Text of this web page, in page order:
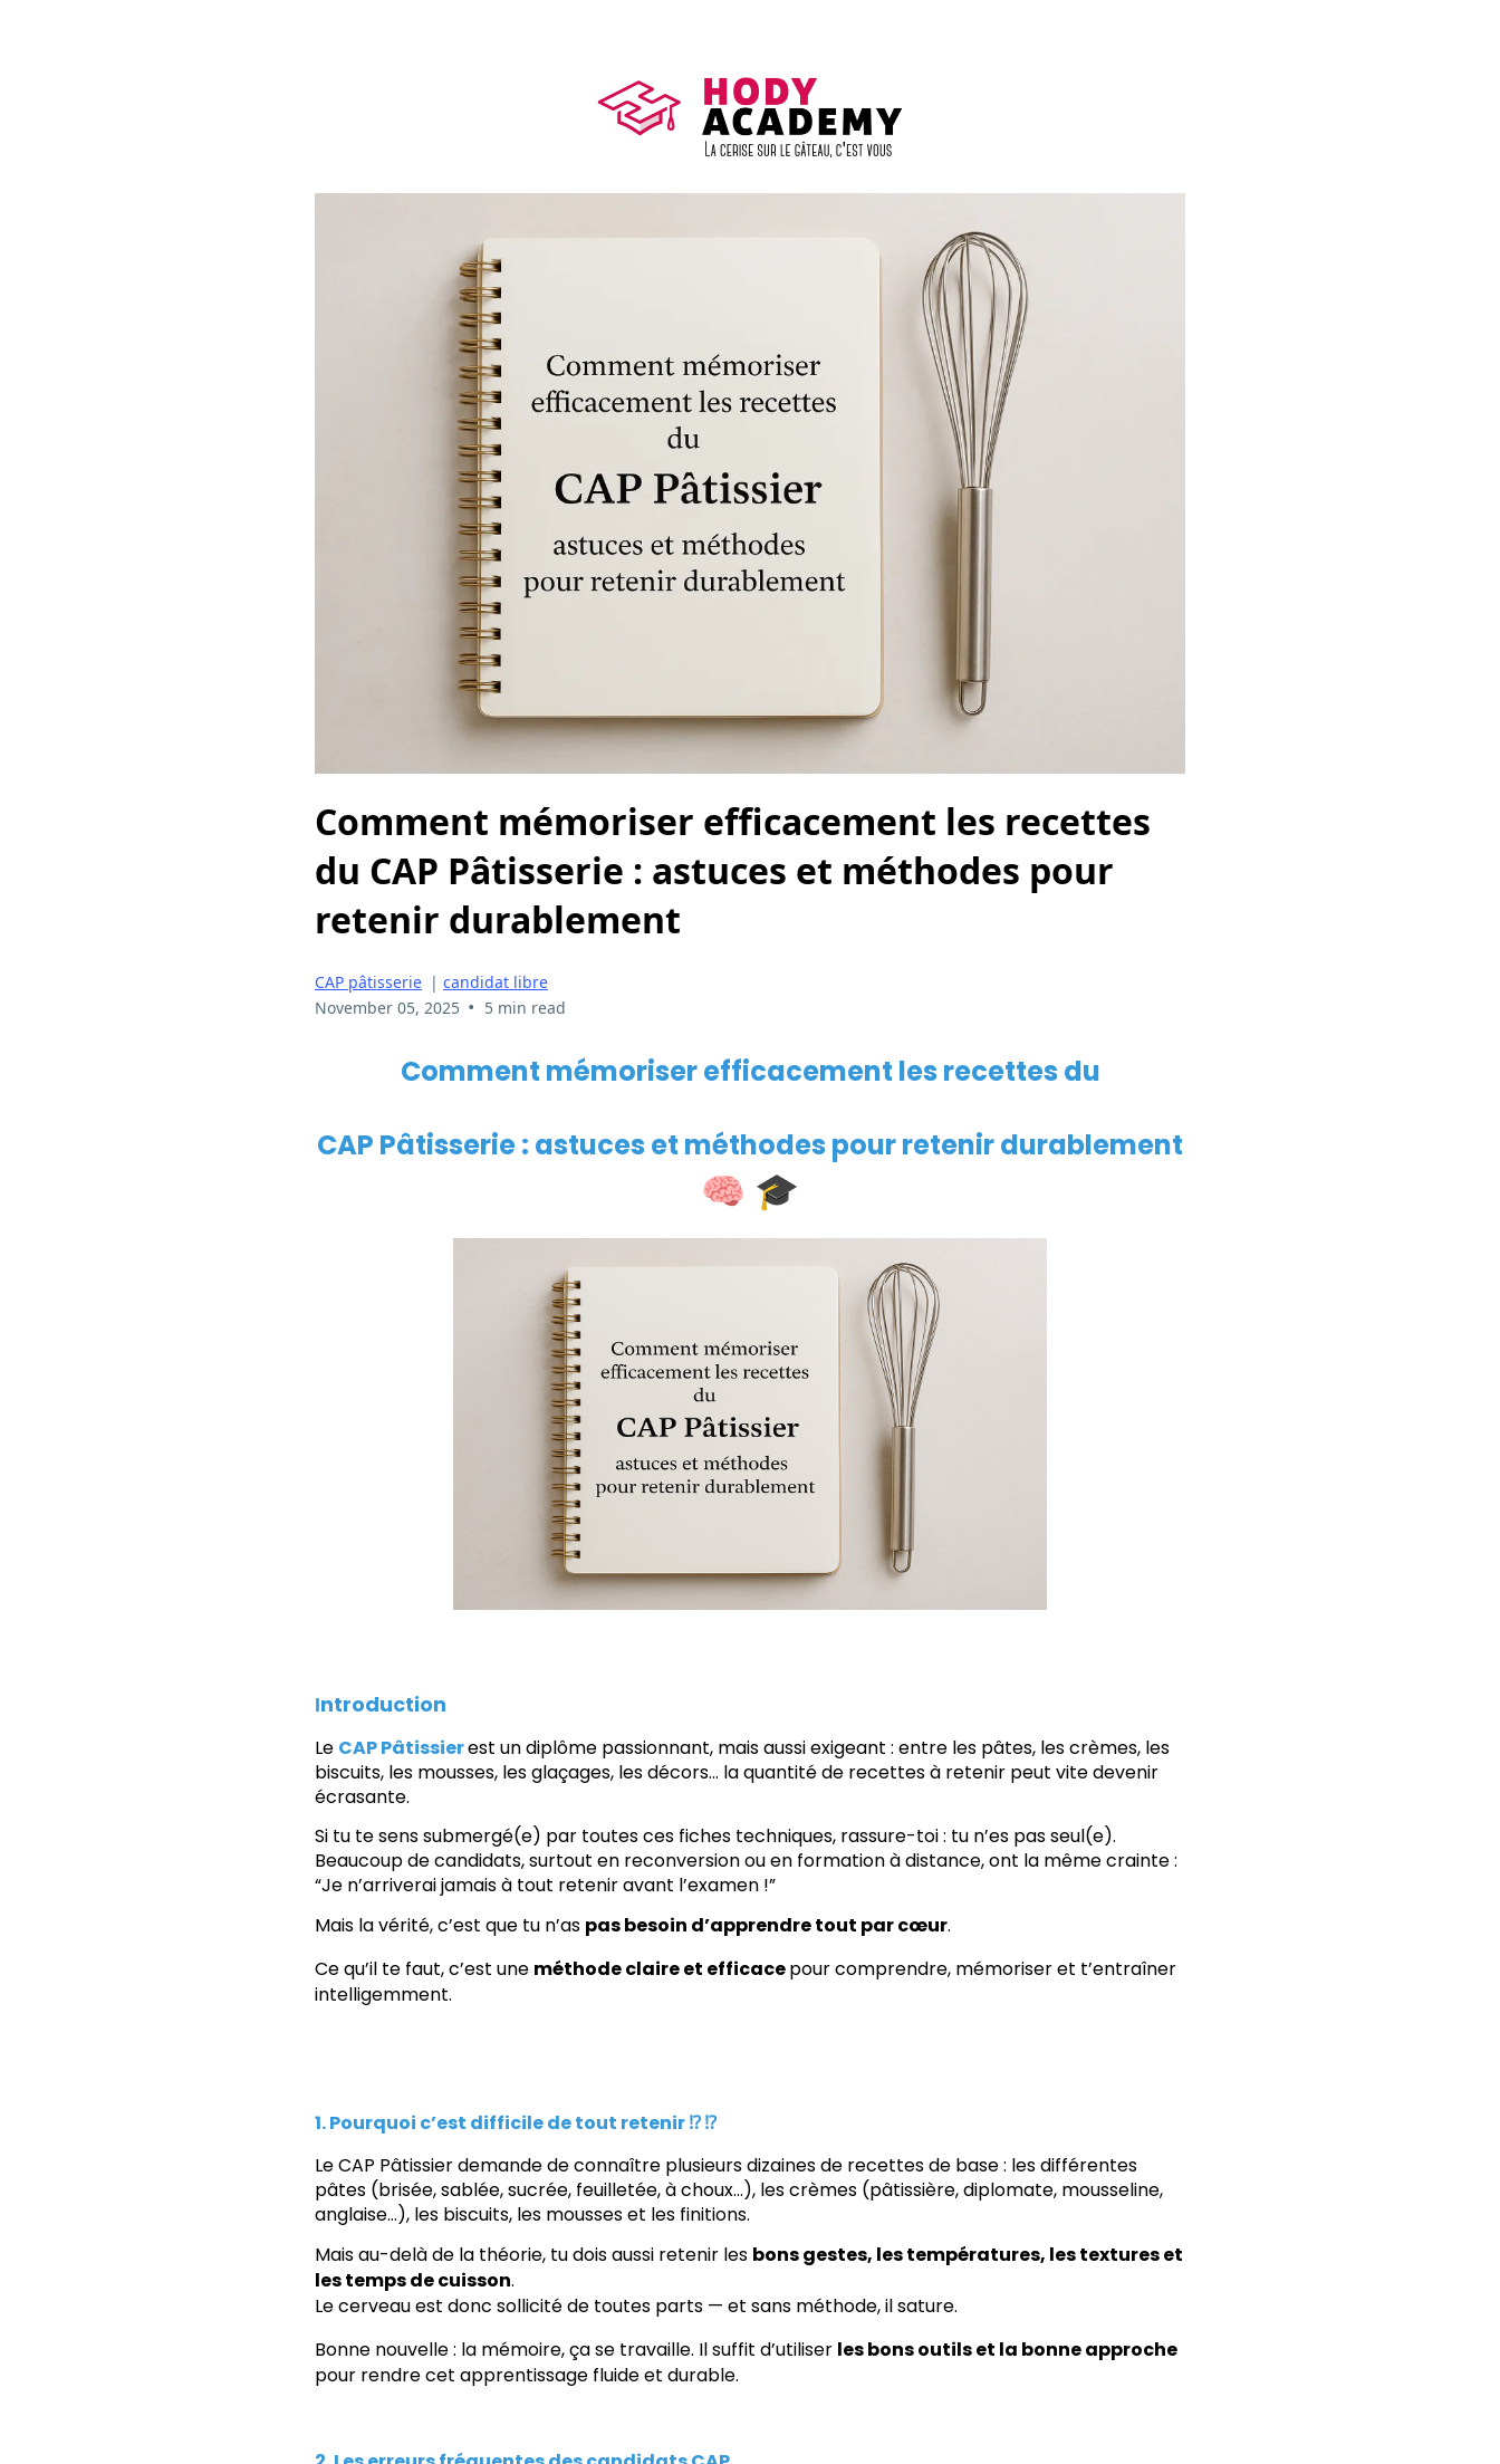
Comment mémoriser efficacement les recettes
du CAP Pâtisserie : astuces et méthodes pour
retenir durablement
CAP pâtisserie | candidat libre
November 05, 2025 • 5 min read
Comment mémoriser efficacement les recettes du
CAP Pâtisserie : astuces et méthodes pour retenir durablement
🧠 🎓
Introduction
Le CAP Pâtissierest un diplôme passionnant, mais aussi exigeant : entre les pâtes, les crèmes, les
biscuits, les mousses, les glaçages, les décors... la quantité de recettes à retenir peut vite devenir
écrasante.
Si tu te sens submergé(e) par toutes ces fiches techniques, rassure-toi : tu n’es pas seul(e).
Beaucoup de candidats, surtout en reconversion ou en formation à distance, ont la même crainte :
“Je n’arriverai jamais à tout retenir avant l’examen !”
Mais la vérité, c’est que tu n’as pas besoin d’apprendre tout par cœur.
Ce qu’il te faut, c’est une méthode claire et efficacepour comprendre, mémoriser et t’entraîner
intelligemment.
1. Pourquoi c’est difficile de tout retenir ⁉️ ⁉️
Le CAP Pâtissier demande de connaître plusieurs dizaines de recettes de base : les différentes
pâtes (brisée, sablée, sucrée, feuilletée, à choux…), les crèmes (pâtissière, diplomate, mousseline,
anglaise…), les biscuits, les mousses et les finitions.
Mais au-delà de la théorie, tu dois aussi retenir les bons gestes, les températures, les textures et
les temps de cuisson.
Le cerveau est donc sollicité de toutes parts — et sans méthode, il sature.
Bonne nouvelle : la mémoire, ça se travaille. Il suffit d’utiliser les bons outils et la bonne approche
pour rendre cet apprentissage fluide et durable.